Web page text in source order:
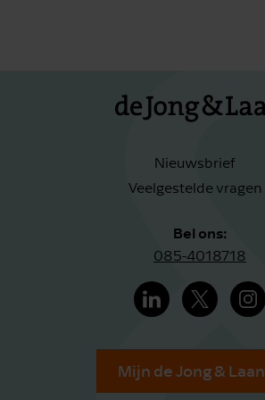
Nieuwsbrief
Veelgestelde vragen
Bel ons:
085-4018718
Mijn de Jong & Laan